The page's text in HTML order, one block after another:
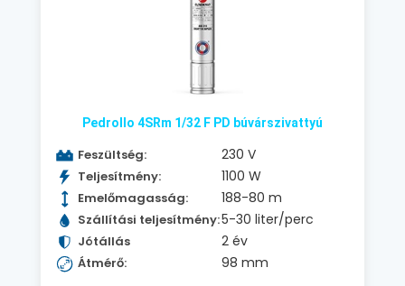
Pedrollo 4SRm 1/32 F PD búvárszivattyú
Feszültség: 230 V
Teljesítmény: 1100 W
Emelőmagasság: 188-80 m
Szállítási teljesítmény:5-30 liter/perc
Jótállás 2 év
Átmérő: 98 mm